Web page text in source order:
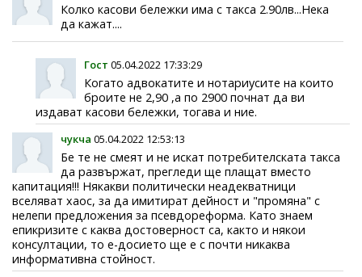
Колко касови бележки има с такса 2.90лв...Нека
да кажат....
Гост 05.04.2022 17:33:29
Когато адвокатите и нотариусите на които
броите не 2,90 ,а по 2900 почнат да ви
издават касови бележки, тогава и ние.
чукча 05.04.2022 12:53:13
Бе те не смеят и не искат потребителската такса
да развържат, прегледи ще плащат вместо
капитация!!! Някакви политически неадекватници
вселяват хаос, за да имитират дейност и "промяна" с
нелепи предложения за псевдореформа. Като знаем
епикризите с каква достоверност са, както и някои
консултации, то е-досието ще е с почти никаква
информативна стойност.